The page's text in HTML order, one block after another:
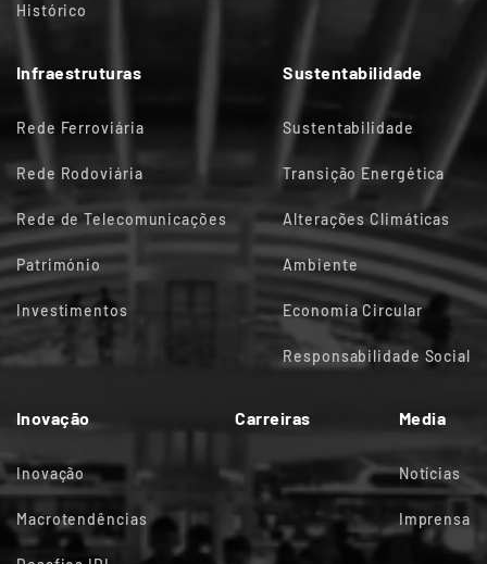
Histórico
Infraestruturas
Rede Ferroviária
Rede Rodoviária
Rede de Telecomunicações
Património
Investimentos
Sustentabilidade
Sustentabilidade
Transição Energética
Alterações Climáticas
Ambiente
Economia Circular
Responsabilidade Social
Inovação
Inovação
Macrotendências
Carreiras Media
Notícias
Imprensa